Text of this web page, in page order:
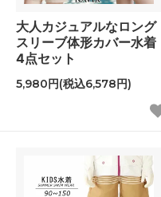
大人カジュアルなロング
スリーブ体形カバー水着
4点セット
5,980円(税込6,578円)